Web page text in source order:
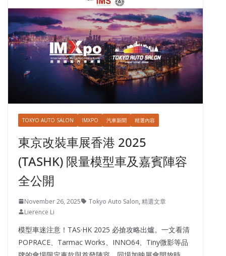
TOKYO AUTO SALON IMXPO 汽車新聞 精選內容
東京改裝車展香港 2025
(TASHK) 限量模型車及嘉賓陣容
全公開
November 26, 2025 Tokyo Auto Salon, 精選文章
Lierence Li
模型車迷注意！TAS·HK 2025 必搶攻略出爐。一文看清
POPRACE、Tarmac Works、INNO64、Tiny微影等品